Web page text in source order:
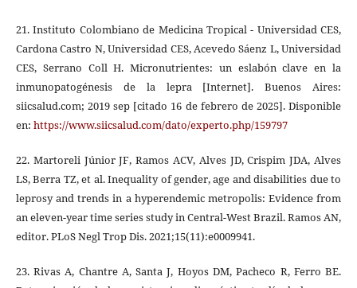
21. Instituto Colombiano de Medicina Tropical - Universidad CES,
Cardona Castro N, Universidad CES, Acevedo Sáenz L, Universidad
CES, Serrano Coll H. Micronutrientes: un eslabón clave en la
inmunopatogénesis de la lepra [Internet]. Buenos Aires:
siicsalud.com; 2019 sep [citado 16 de febrero de 2025]. Disponible
en: https://www.siicsalud.com/dato/experto.php/159797
22. Martoreli Júnior JF, Ramos ACV, Alves JD, Crispim JDA, Alves
LS, Berra TZ, et al. Inequality of gender, age and disabilities due to
leprosy and trends in a hyperendemic metropolis: Evidence from
an eleven-year time series study in Central-West Brazil. Ramos AN,
editor. PLoS Negl Trop Dis. 2021;15(11):e0009941.
23. Rivas A, Chantre A, Santa J, Hoyos DM, Pacheco R, Ferro BE.